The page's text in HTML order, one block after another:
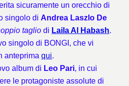
sicuramente un orecchio di
singolo di Andrea Laszlo De
taglio di Laila Al Habash.
singolo di BONGI, che vi
anteprima qui.
album di Leo Pari, in cui
le protagoniste assolute di